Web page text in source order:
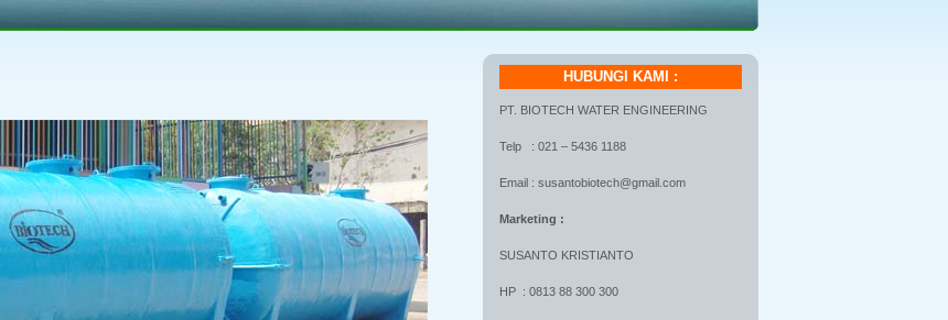
Septic Tank Biotech | Type RC - Series
HUBUNGI KAMI :
PT. BIOTECH WATER ENGINEERING
Telp : 021 – 5436 1188
Email : susantobiotech@gmail.com
Marketing :
SUSANTO KRISTIANTO
HP : 0813 88 300 300